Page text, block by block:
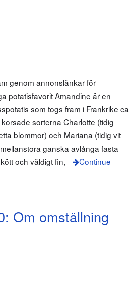
genom annonslänkar för
potatisfavorit Amandine är en
som togs fram i Frankrike ca
sorterna Charlotte (tidig
blommor) och Mariana (tidig vit
ganska avlånga fasta
och väldigt fin,
Continue
Om omställning